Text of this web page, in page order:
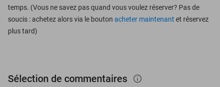
temps. (Vous ne savez pas quand vous voulez réserver? Pas de
soucis : achetez alors via le bouton acheter maintenant et réservez
plus tard)
Sélection de commentaires info_outlined